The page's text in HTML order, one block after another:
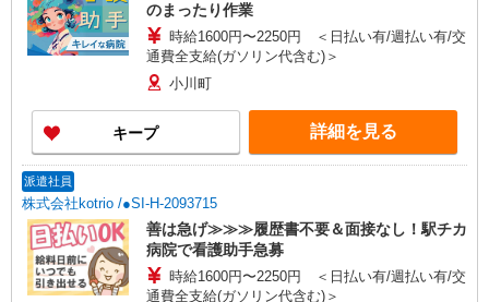
のまったり作業
時給1600円〜2250円 ＜日払い有/週払い有/交
通費全支給(ガソリン代含む)＞
小川町
キープ 詳細を見る
派遣社員
株式会社kotrio /●SI-H-2093715
善は急げ≫≫≫履歴書不要＆面接なし！駅チカ
病院で看護助手急募
時給1600円〜2250円 ＜日払い有/週払い有/交
通費全支給(ガソリン代含む)＞